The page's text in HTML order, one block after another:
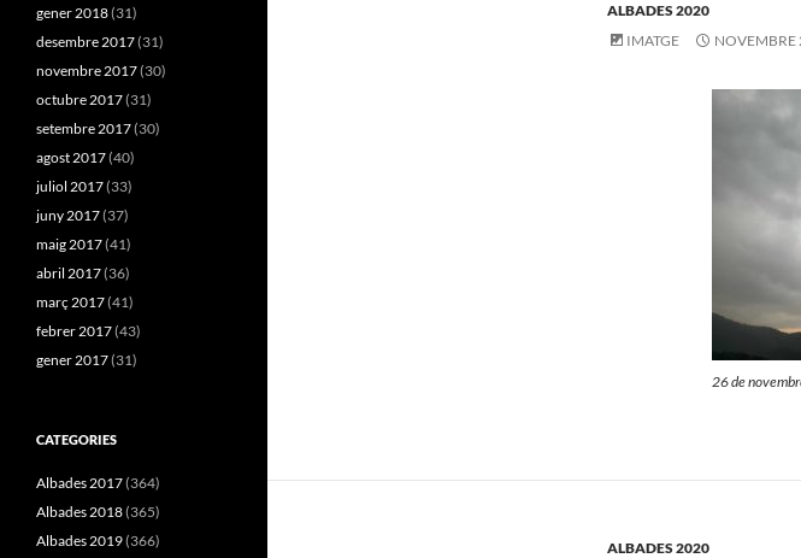
ALBADES 2020
IMATGE
NOVEMBRE
26 de
ALBADES 2020
gener 2018(31)
desembre 2017(31)
novembre 2017(30)
octubre 2017(31)
setembre 2017(30)
agost 2017(40)
juliol 2017(33)
juny 2017(37)
maig 2017(41)
abril 2017(36)
març 2017(41)
febrer 2017(43)
gener 2017(31)
CATEGORIES
Albades 2017(364)
Albades 2018(365)
Albades 2019(366)